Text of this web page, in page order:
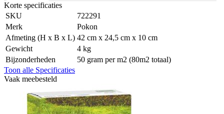
Korte specificaties
SKU
722291
Merk
Pokon
Afmeting (H x B x L) 42 cm x 24,5 cm x 10 cm
Gewicht
4 kg
Bijzonderheden
50 gram per m2 (80m2 totaal)
Toon alle Specificaties
Vaak meebesteld